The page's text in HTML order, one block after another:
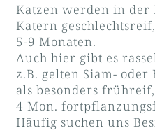
Katzen werden in der
Katern
5-9 Monaten.
Auch hier gibt es
z.B. gelten Siam-
als besonders
4 Mon.
Häufig suchen uns